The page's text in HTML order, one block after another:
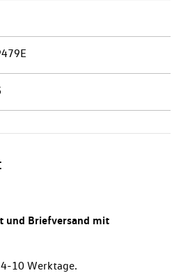
und Briefversand mit
10 Werktage.